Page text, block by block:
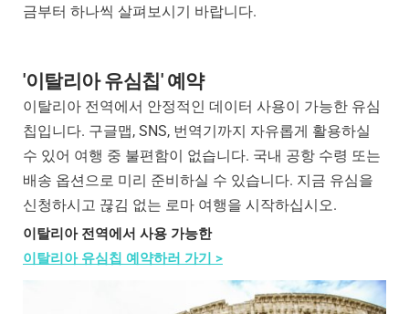
금부터 하나씩 살펴보시기 바랍니다.
'이탈리아 유심칩' 예약
이탈리아 전역에서 안정적인 데이터 사용이 가능한 유심
칩입니다. 구글맵, SNS, 번역기까지 자유롭게 활용하실
수 있어 여행 중 불편함이 없습니다. 국내 공항 수령 또는
배송 옵션으로 미리 준비하실 수 있습니다. 지금 유심을
신청하시고 끊김 없는 로마 여행을 시작하십시오.
이탈리아 전역에서 사용 가능한
이탈리아 유심칩 예약하러 가기 >